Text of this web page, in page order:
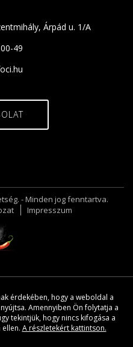
Árpád u. 1/A
49
- Minden jog fenntartva.
Impresszum
érdekében, hogy a weboldal a
Amennyiben Ön folytatja a
tekintjük, hogy nincs kifogása a
A részletekért kattintson.